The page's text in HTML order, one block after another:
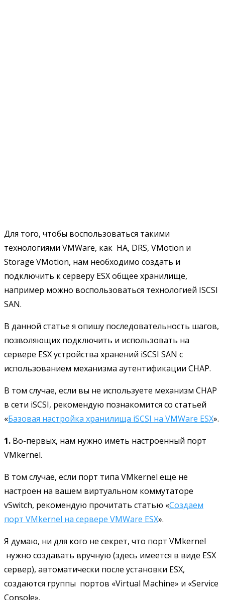
Для того, чтобы воспользоваться такими
технологиями VMWare, как HA, DRS, VMotion и
Storage VMotion, нам необходимо создать и
подключить к серверу ESX общее хранилище,
например можно воспользоваться технологией ISCSI
SAN.
В данной статье я опишу последовательность шагов,
позволяющих подключить и использовать на
сервере ESX устройства хранений iSCSI SAN с
использованием механизма аутентификации CHAP.
В том случае, если вы не используете механизм CHAP
в сети iSCSI, рекомендую познакомится со статьей
«Базовая настройка хранилища iSCSI на VMWare ESX».
1. Во-первых, нам нужно иметь настроенный порт
VMkernel.
В том случае, если порт типа VMkernel еще не
настроен на вашем виртуальном коммутаторе
vSwitch, рекомендую прочитать статью «Создаем
порт VMkernel на сервере VMWare ESX».
Я думаю, ни для кого не секрет, что порт VMkernel
нужно создавать вручную (здесь имеется в виде ESX
сервер), автоматически после установки ESX,
создаются группы портов «Virtual Machine» и «Service
Console».